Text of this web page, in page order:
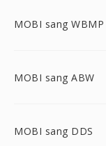
MOBI sang WBMP
MOBI sang ABW
MOBI sang DDS